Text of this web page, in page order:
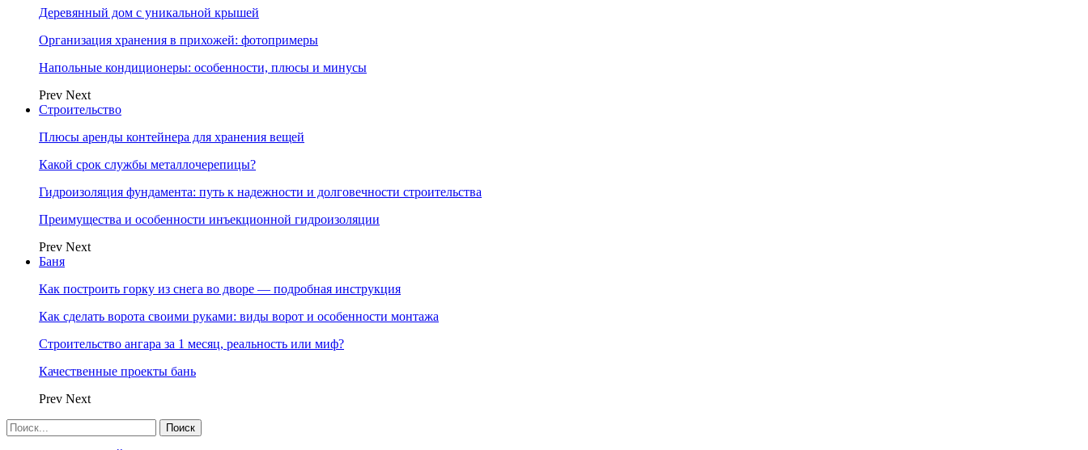
Деревянный дом с уникальной крышей
Организация хранения в прихожей: фотопримеры
Напольные кондиционеры: особенности, плюсы и минусы
Prev Next
Строительство
Плюсы аренды контейнера для хранения вещей
Какой срок службы металлочерепицы?
Гидроизоляция фундамента: путь к надежности и долговечности строительства
Преимущества и особенности инъекционной гидроизоляции
Prev Next
Баня
Как построить горку из снега во дворе — подробная инструкция
Как сделать ворота своими руками: виды ворот и особенности монтажа
Строительство ангара за 1 месяц, реальность или миф?
Качественные проекты бань
Prev Next